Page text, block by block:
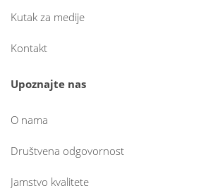
Kutak za medije
Kontakt
Upoznajte nas
O nama
Društvena odgovornost
Jamstvo kvalitete